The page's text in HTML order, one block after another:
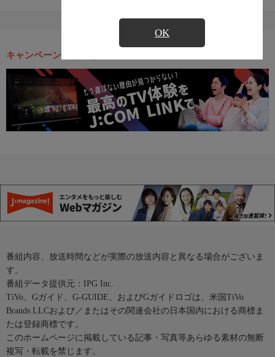
OK
キャンペーン・お得な情報
番組内容、放送時間などが実際の放送内容と異なる場合がございま
す。
番組データ提供元：IPG Inc.
TiVo、Gガイド、G-GUIDE、およびGガイドロゴは、米国TiVo
Brands LLCおよび／またはその関連会社の日本国内における商標ま
たは登録商標です。
このホームページに掲載している記事・写真等あらゆる素材の無断
複写・転載を禁じます。